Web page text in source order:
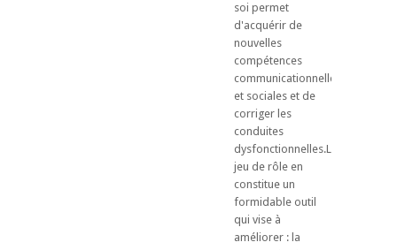
soi permet
d'acquérir de
nouvelles
compétences
communicationnelles
et sociales et de
corriger les
conduites
dysfonctionnelles.Le
jeu de rôle en
constitue un
formidable outil
qui vise à
améliorer : la